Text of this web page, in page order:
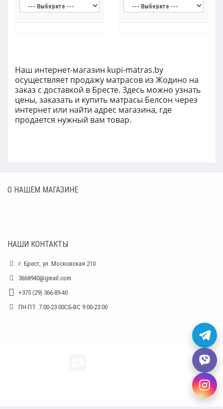
Наш интернет-магазин kupi-matras.by
осуществляет продажу матрасов из Жодино на
заказ с доставкой в Бресте. Здесь можно узнать
цены, заказать и купить матрасы Белсон через
интернет или найти адрес магазина, где
продается нужный вам товар.
О НАШЕМ МАГАЗИНЕ
НАШИ КОНТАКТЫ
г. Брест, ул. Московская 210
3668940@gmail.com
+375 (29) 366-89-40
ПН-ПТ: 7:00-23:00СБ-ВС 9:00-23:00